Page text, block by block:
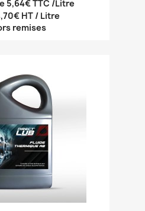
5,64€ TTC /Litre
HT / Litre
remises